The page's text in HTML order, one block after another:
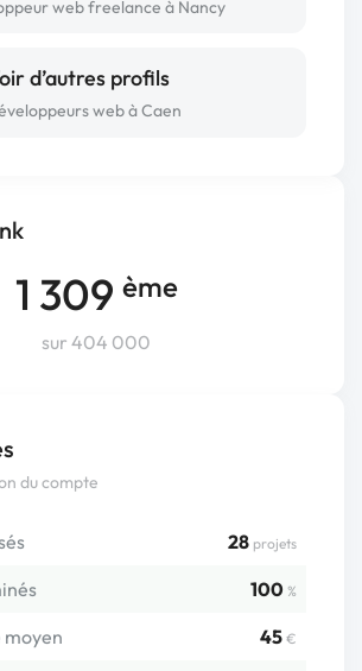
1 309 ème
sur 404 000
du compte
28 projets
100 %
45 €
web freelance à Nancy
d’autres profils
web à Caen